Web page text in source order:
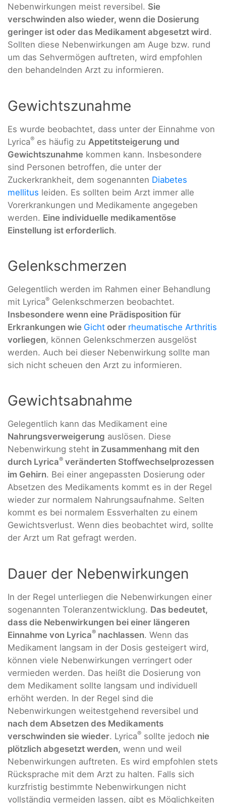
Nebenwirkungen meist reversibel. Sie
verschwinden also wieder, wenn die Dosierung
geringer ist oder das Medikament abgesetzt wird.
Sollten diese Nebenwirkungen am Auge bzw. rund
um das Sehvermögen auftreten, wird empfohlen
den behandelnden Arzt zu informieren.
Gewichtszunahme
Es wurde beobachtet, dass unter der Einnahme von
Lyrica® es häufig zu Appetitsteigerung und
Gewichtszunahme kommen kann. Insbesondere
sind Personen betroffen, die unter der
Zuckerkrankheit, dem sogenannten Diabetes
mellitus leiden. Es sollten beim Arzt immer alle
Vorerkrankungen und Medikamente angegeben
werden. Eine individuelle medikamentöse
Einstellung ist erforderlich.
Gelenkschmerzen
Gelegentlich werden im Rahmen einer Behandlung
mit Lyrica® Gelenkschmerzen beobachtet.
Insbesondere wenn eine Prädisposition für
Erkrankungen wie Gicht oder rheumatische Arthritis
vorliegen, können Gelenkschmerzen ausgelöst
werden. Auch bei dieser Nebenwirkung sollte man
sich nicht scheuen den Arzt zu informieren.
Gewichtsabnahme
Gelegentlich kann das Medikament eine
Nahrungsverweigerung auslösen. Diese
Nebenwirkung steht in Zusammenhang mit den
durch Lyrica® veränderten Stoffwechselprozessen
im Gehirn. Bei einer angepassten Dosierung oder
Absetzen des Medikaments kommt es in der Regel
wieder zur normalem Nahrungsaufnahme. Selten
kommt es bei normalem Essverhalten zu einem
Gewichtsverlust. Wenn dies beobachtet wird, sollte
der Arzt um Rat gefragt werden.
Dauer der Nebenwirkungen
In der Regel unterliegen die Nebenwirkungen einer
sogenannten Toleranzentwicklung. Das bedeutet,
dass die Nebenwirkungen bei einer längeren
Einnahme von Lyrica® nachlassen. Wenn das
Medikament langsam in der Dosis gesteigert wird,
können viele Nebenwirkungen verringert oder
vermieden werden. Das heißt die Dosierung von
dem Medikament sollte langsam und individuell
erhöht werden. In der Regel sind die
Nebenwirkungen weitestgehend reversibel und
nach dem Absetzen des Medikaments
verschwinden sie wieder. Lyrica® sollte jedoch nie
plötzlich abgesetzt werden, wenn und weil
Nebenwirkungen auftreten. Es wird empfohlen stets
Rücksprache mit dem Arzt zu halten. Falls sich
kurzfristig bestimmte Nebenwirkungen nicht
vollständig vermeiden lassen, gibt es Möglichkeiten